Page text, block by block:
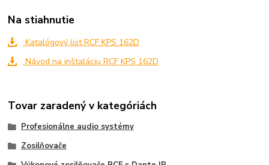
Na stiahnutie
Katalógový list RCF KPS 162D
Návod na inštaláciu RCF KPS 162D
Tovar zaradený v kategóriách
Profesionálne audio systémy
Zosilňovače